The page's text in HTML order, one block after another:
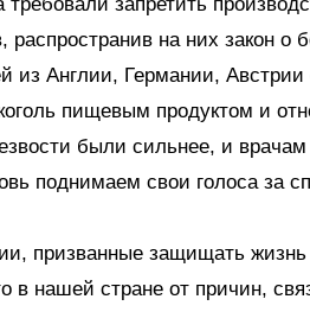
на них закон о
из Англии, Германии,
пищевым продуктом и
были сильнее, и
поднимаем свои голоса за
призванные защищать жизнь
в нашей стране от причин,